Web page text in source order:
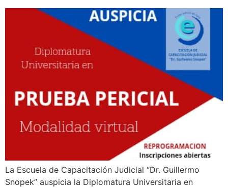
La Escuela de Capacitación Judicial “Dr. Guillermo
Snopek” auspicia la Diplomatura Universitaria en